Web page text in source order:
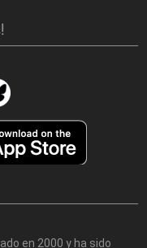
en 2000 y ha sido